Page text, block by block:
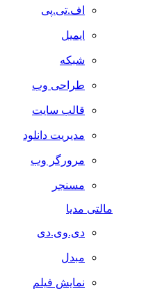
اف.تی.پی
ایمیل
شبکه
طراحی وب
قالب سایت
مدیریت دانلود
مرورگر وب
مسنجر
مالتی مدیا
دی.وی.دی
مبدل
نمایش فیلم